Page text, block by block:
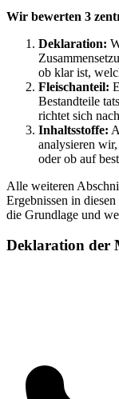
Wir bewerten 3
Deklaration:
ob klar ist,
Fleischanteil:
Bestandteile
richtet sich
Inhaltsstoffe:
analysieren
oder ob auf
Alle weiteren
Ergebnissen in
die Grundlage und
Deklaration der